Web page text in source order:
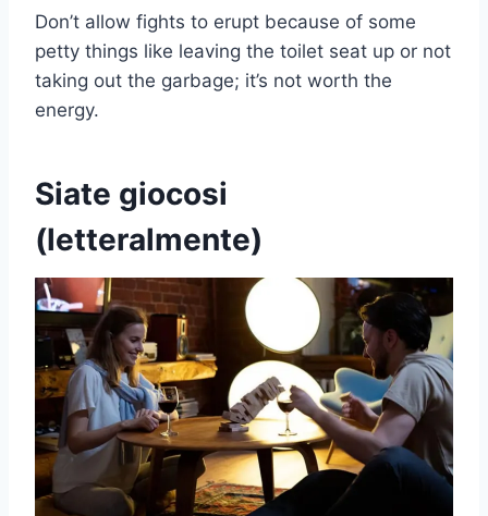
Don’t allow fights to erupt because of some
petty things like leaving the toilet seat up or not
taking out the garbage; it’s not worth the
energy.
Siate giocosi
(letteralmente)